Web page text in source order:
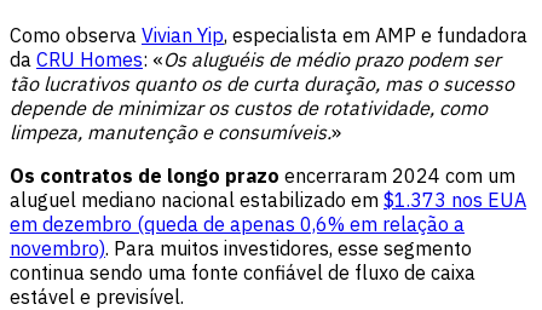
Como observa Vivian Yip, especialista em AMP e fundadora
da CRU Homes: «Os aluguéis de médio prazo podem ser
tão lucrativos quanto os de curta duração, mas o sucesso
depende de minimizar os custos de rotatividade, como
limpeza, manutenção e consumíveis.»
Os contratos de longo prazo encerraram 2024 com um
aluguel mediano nacional estabilizado em $1.373 nos EUA
em dezembro (queda de apenas 0,6% em relação a
novembro). Para muitos investidores, esse segmento
continua sendo uma fonte confiável de fluxo de caixa
estável e previsível.